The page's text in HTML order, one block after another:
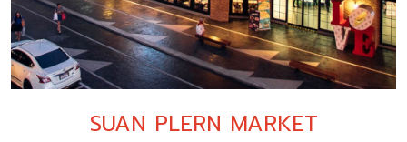
SUAN PLERN MARKET